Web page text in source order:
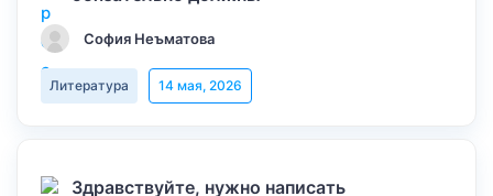
София Неъматова
Литература 14 мая, 2026
Здравствуйте, нужно написать